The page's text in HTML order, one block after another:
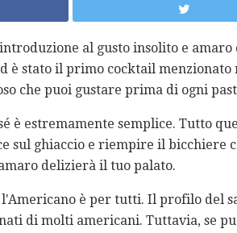
al gusto insolito e
è stato il primo cocktail menzionato
che puoi gustare prima di ogni
è estremamente semplice. Tutto
sul ghiaccio e riempire il bicchiere
delizierà il tuo palato.
è per tutti. Il profilo del
di molti americani. Tuttavia, se